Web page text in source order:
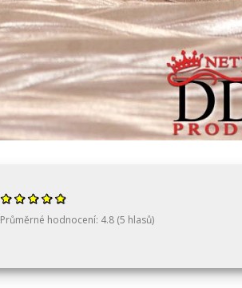
Průměrné hodnocení: 4.8 (5 hlasů)